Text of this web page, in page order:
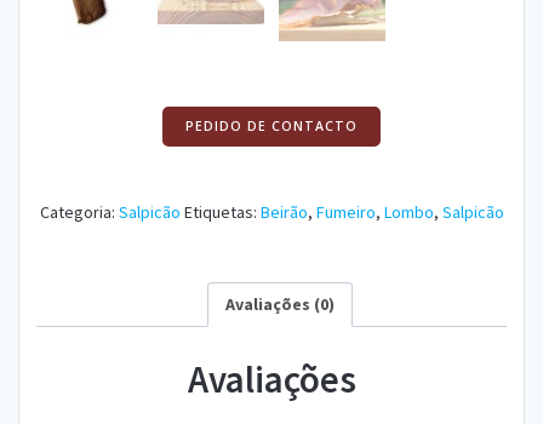
PEDIDO DE CONTACTO
Categoria: Salpicão Etiquetas: Beirão, Fumeiro, Lombo, Salpicão
Avaliações (0)
Avaliações